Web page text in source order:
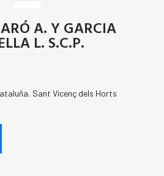
A. Y GARCIA
L. S.C.P.
, Sant Vicenç dels Horts